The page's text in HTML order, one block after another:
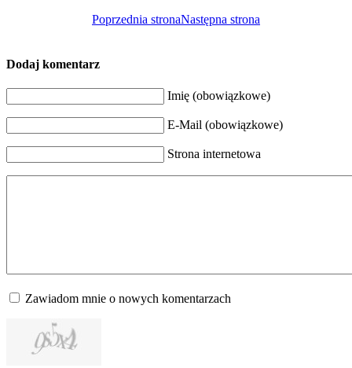
Poprzednia stronaNastępna strona
Dodaj komentarz
Imię (obowiązkowe)
E-Mail (obowiązkowe)
Strona internetowa
Zawiadom mnie o nowych komentarzach